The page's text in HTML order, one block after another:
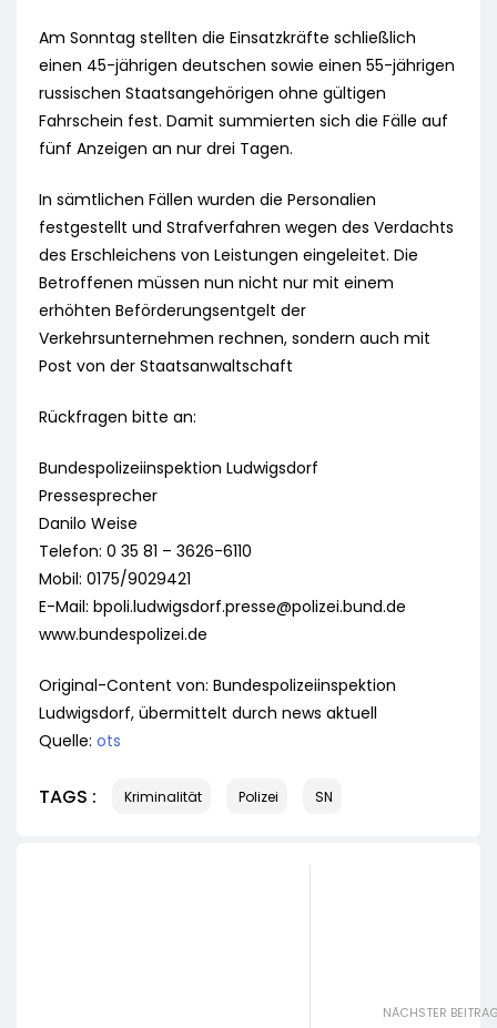
Am Sonntag stellten die Einsatzkräfte schließlich
einen 45-jährigen deutschen sowie einen 55-jährigen
russischen Staatsangehörigen ohne gültigen
Fahrschein fest. Damit summierten sich die Fälle auf
fünf Anzeigen an nur drei Tagen.
In sämtlichen Fällen wurden die Personalien
festgestellt und Strafverfahren wegen des Verdachts
des Erschleichens von Leistungen eingeleitet. Die
Betroffenen müssen nun nicht nur mit einem
erhöhten Beförderungsentgelt der
Verkehrsunternehmen rechnen, sondern auch mit
Post von der Staatsanwaltschaft
Rückfragen bitte an:
Bundespolizeiinspektion Ludwigsdorf
Pressesprecher
Danilo Weise
Telefon: 0 35 81 – 3626-6110
Mobil: 0175/9029421
E-Mail: bpoli.ludwigsdorf.presse@polizei.bund.de
www.bundespolizei.de
Original-Content von: Bundespolizeiinspektion
Ludwigsdorf, übermittelt durch news aktuell
Quelle: ots
TAGS : Kriminalität Polizei SN
NÄCHSTER